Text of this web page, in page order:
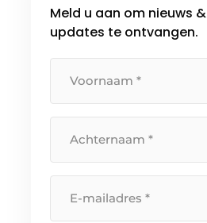
Meld u aan om nieuws &
updates te ontvangen.